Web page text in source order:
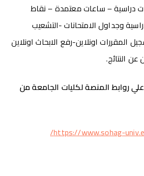
دراسية – ساعات معتمدة – نقاط
وجداول الامتحانات -التشعيب
المقررات اونلاين-رفع الابحاث اونلاين
النتائج.
روابط المنصة لكليات الجامعة من
https://www.sohag-